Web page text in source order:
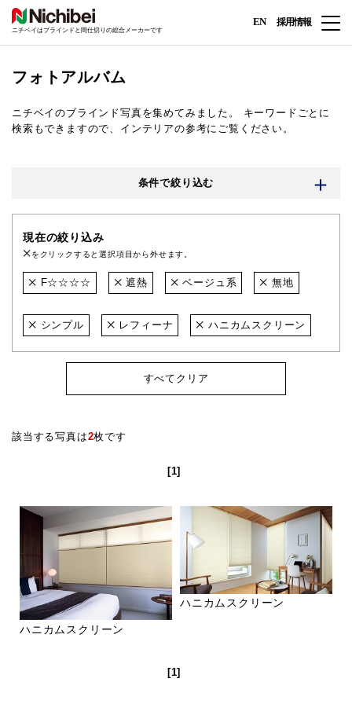
ニチベイはブラインドと間仕切りの総合メーカーです
EN 採用情報
フォトアルバム
ニチベイのブラインド写真を集めてみました。
キーワードごとに
検索もできますので、インテリアの参考にご覧ください。
条件で絞り込む
現在の絞り込み
をクリックすると選択項目から外せます。
F☆☆☆☆ 遮熱 ベージュ系 無地
シンプル レフィーナ ハニカムスクリーン
すべてクリア
該当する写真は2枚です
[1]
ハニカムスクリーン
ハニカムスクリーン
[1]